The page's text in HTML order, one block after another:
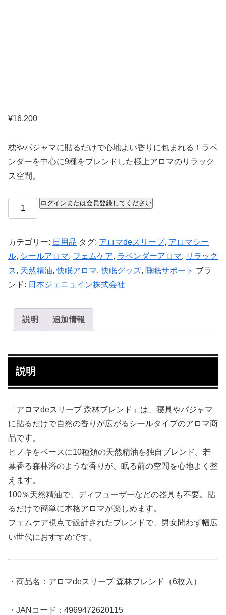
¥16,200
枕やパジャマに貼るだけで心地よい香りに包まれる！ラベ
ンダーを中心に9種をブレンドした極上アロマのリラック
ス空間。
ログインまたは会員登録してください
カテゴリー: 日用品 タグ: アロマdeスリープ, アロマシー
ル, シールアロマ, フェムケア, ラベンダーアロマ, リラック
ス, 天然精油,快眠アロマ,快眠グッズ, 睡眠サポート ブラ
ンド: 日本ジェニュイン株式会社
説明 追加情報
説明
「アロマdeスリープ 森林ブレンド」は、寝具やパジャマ
に貼るだけで自然の香りが広がるシールタイプのアロマ商
品です。
ヒノキをベースに10種類の天然精油を独自ブレンド。若
葉香る森林浴のような香りが、眠る前の空間を心地よく整
えます。
100％天然精油で、ディフューザーなどの器具も不要。貼
るだけで簡単に本格アロマが楽しめます。
フェムケア視点で設計されたブレンドで、男女問わず幅広
い世代におすすめです。
・商品名：アロマdeスリープ 森林ブレンド（6枚入）
・JANコード：4969472620115